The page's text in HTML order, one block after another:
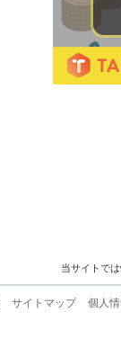
当サイトで
サイトマップ 個人